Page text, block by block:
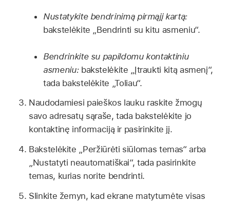
Nustatykite bendrinimą pirmąjį kartą:
bakstelėkite „Bendrinti su kitu asmeniu“.
Bendrinkite su papildomu kontaktiniu
asmeniu: bakstelėkite „Įtraukti kitą asmenį“,
tada bakstelėkite „Toliau“.
Naudodamiesi paieškos lauku raskite žmogų
savo adresatų sąraše, tada bakstelėkite jo
kontaktinę informaciją ir pasirinkite jį.
Bakstelėkite „Peržiūrėti siūlomas temas“ arba
„Nustatyti neautomatiškai“, tada pasirinkite
temas, kurias norite bendrinti.
Slinkite žemyn, kad ekrane matytumėte visas